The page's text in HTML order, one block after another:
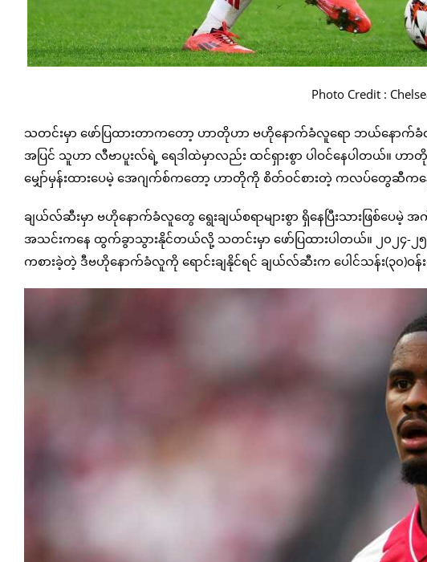
Photo Credit :
သတင်းမှာ ဖော်ပြထားတာကတော့ ဟာတိုဟာ ဗဟိုနောက်ခံလူရော ဘယ်နောက်ခံ
အပြင် သူဟာ လီဗာပူးလ်ရဲ့ ရေဒါထဲမှာလည်း ထင်ရှားစွာ ပါဝင်နေပါတယ်။ ဟာ
မျှော်မှန်းထားပေမဲ့ အေဂျက်စ်ကတော့ ဟာတိုကို စိတ်ဝင်စားတဲ့ ကလပ်တွေဆီကန
ချယ်လ်ဆီးမှာ ဗဟိုနောက်ခံလူတွေ ရွေးချယ်စရာများစွာ ရှိနေပြီးသားဖြစ်
အသင်းကနေ ထွက်ခွာသွားနိုင်တယ်လို့ သတင်းမှာ ဖော်ပြထားပါတယ်။ ၂၀၂၄
ကစားခဲ့တဲ့ ဒီဗဟိုနောက်ခံလူကို ရောင်းချနိုင်ရင် ချယ်လ်ဆီးက ပေါင်သန်း(၃၀)ဝန်